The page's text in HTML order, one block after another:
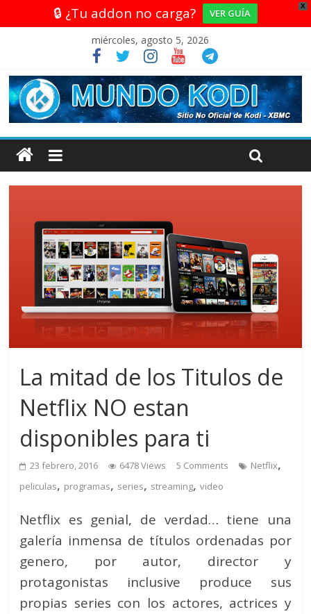
X
🔒 ¿Tu addon no carga? VER GUÍA
miércoles, agosto 5, 2026
La mitad de los Titulos de
Netflix NO estan
disponibles para ti
23 febrero, 2016 6478 Views 5 Comments Netflix,
peliculas, programas, series, streaming,video
Netflix es genial, de verdad… tiene una
galería inmensa de títulos ordenadas por
genero, por autor, director y
protagonistas inclusive produce sus
propias series con los actores, actrices y